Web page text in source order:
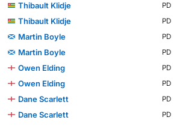
Thibault Klidje
PD
Thibault Klidje
PD
Martin Boyle
PD
Martin Boyle
PD
Owen Elding
PD
Owen Elding
PD
Dane Scarlett
PD
Dane Scarlett
PD